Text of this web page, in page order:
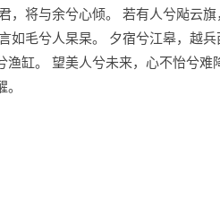
，将与余兮心倾。 若有人兮飐云
如毛兮人杲杲。 夕宿兮江皋，越
渔缸。 望美人兮未来，心不怡兮